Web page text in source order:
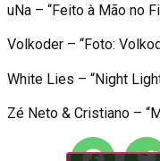
uNa – “Feito à Mão no
Volkoder – “Foto:
White Lies – “Night
Zé Neto & Cristiano –